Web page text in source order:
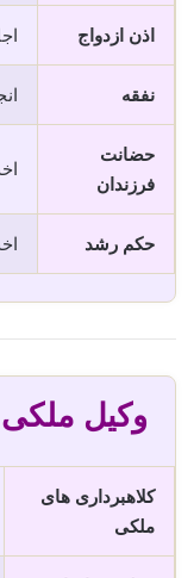
اذن ازدواج
نفقه
حضانت
فرزندان
حکم رشد
وکیل
کلاهبرداری های
ملکی